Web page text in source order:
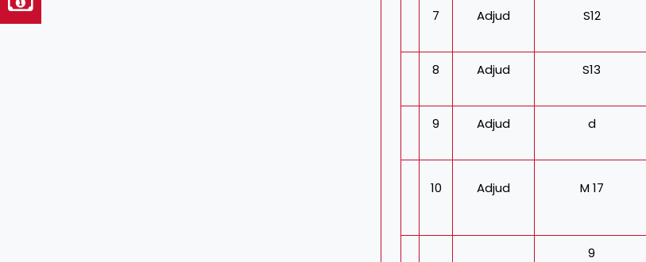
7 Adjud S12
8 Adjud S13
9 Adjud d
10 Adjud M 17
9